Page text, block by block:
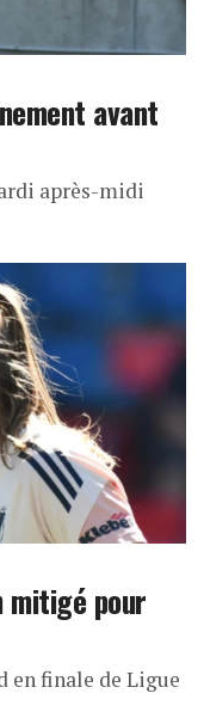
avant
après-midi
mitigé pour
en finale de Ligue